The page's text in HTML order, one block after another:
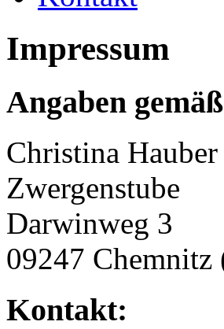
Impressum
Angaben
Christina Hauber
Zwergenstube
Darwinweg 3
09247
Kontakt: